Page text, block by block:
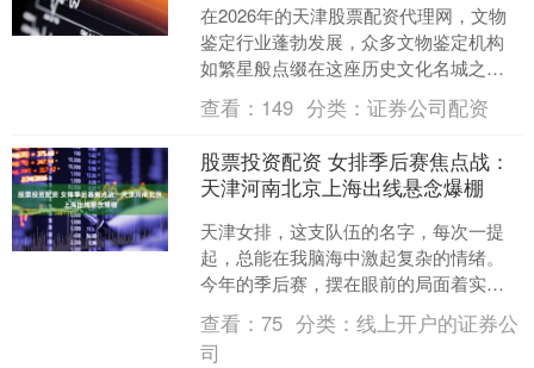
在2026年的天津股票配资代理网，文物
鉴定行业蓬勃发展，众多文物鉴定机构
如繁星般点缀在这座历史文化名城之
中。其中，天津锦华阁文物鉴定中心凭
借其独特的优势和多年的....
查看： 149 分类：证券公司配资
股票投资配资 女排季后赛焦点战：
天津河南北京上海出线悬念爆棚
天津女排，这支队伍的名字，每次一提
起，总能在我脑海中激起复杂的情绪。
今年的季后赛，摆在眼前的局面着实让
人心惊肉跳。 明晚股票投资配资19点的
主场对阵河南，不啻....
查看：75 分类：线上开户的证券公
司